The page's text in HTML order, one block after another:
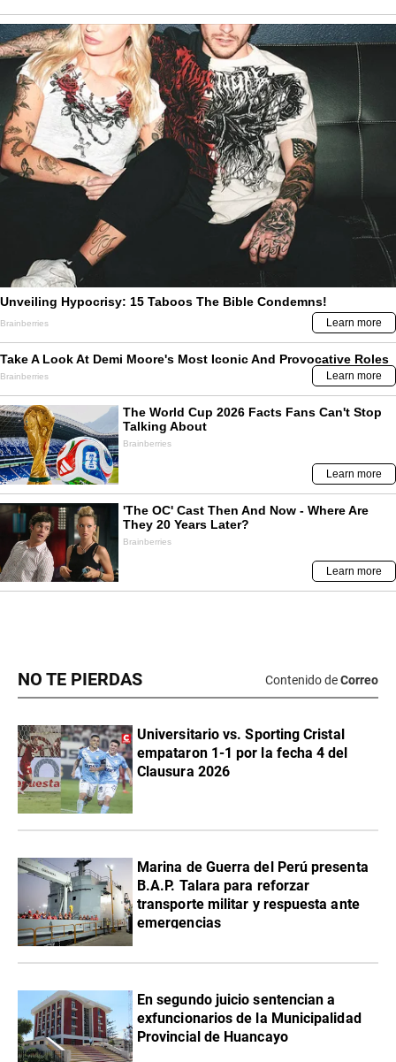
NO TE PIERDAS Contenido deCorreo
Universitario vs. Sporting Cristal
empataron 1-1 por la fecha 4 del
Clausura 2026
Marina de Guerra del Perú presenta
B.A.P. Talara para reforzar
transporte militar y respuesta ante
emergencias
En segundo juicio sentencian a
exfuncionarios de la Municipalidad
Provincial de Huancayo